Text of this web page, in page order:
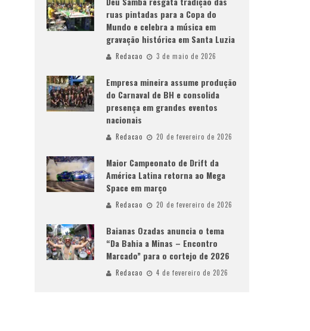
ruas pintadas para a Copa do
Mundo e celebra a música em
gravação histórica em Santa Luzia
Redacao 3 de maio de 2026
Empresa mineira assume produção
do Carnaval de BH e consolida
presença em grandes eventos
nacionais
Redacao 20 de fevereiro de 2026
Maior Campeonato de Drift da
América Latina retorna ao Mega
Space em março
Redacao 20 de fevereiro de 2026
Baianas Ozadas anuncia o tema
“Da Bahia a Minas – Encontro
Marcado” para o cortejo de 2026
Redacao 4 de fevereiro de 2026